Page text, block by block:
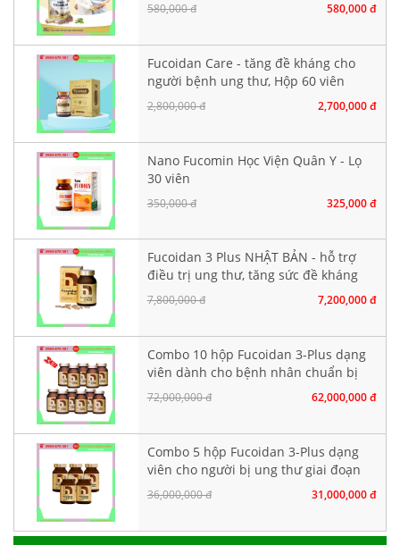
580,000 đ 580,000 đ
Fucoidan Care - tăng đề kháng cho
người bệnh ung thư, Hộp 60 viên
nang cứng
2,800,000 đ 2,700,000 đ
Nano Fucomin Học Viện Quân Y - Lọ
30 viên
350,000 đ 325,000 đ
Fucoidan 3 Plus NHẬT BẢN - hỗ trợ
điều trị ung thư, tăng sức đề kháng
7,800,000 đ 7,200,000 đ
Combo 10 hộp Fucoidan 3-Plus dạng
viên dành cho bệnh nhân chuẩn bị
hoá xạ trị
72,000,000 đ 62,000,000 đ
Combo 5 hộp Fucoidan 3-Plus dạng
viên cho người bị ung thư giai đoạn
đầu
36,000,000 đ 31,000,000 đ